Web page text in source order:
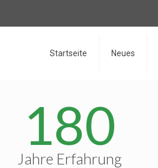
Startseite Neues
180
Jahre Erfahrung